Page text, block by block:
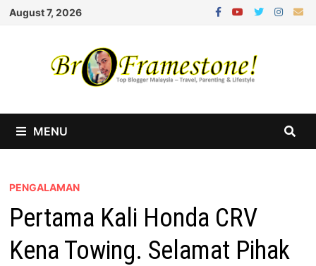
Skip
August 7, 2026
MENU
PENGALAMAN
Pertama Kali Honda CRV
Kena Towing. Selamat Pihak